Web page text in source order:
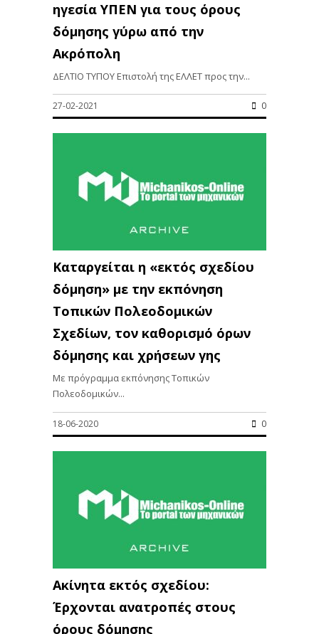
ηγεσία ΥΠΕΝ για τους όρους
δόμησης γύρω από την
Ακρόπολη
ΔΕΛΤΙΟ ΤΥΠΟΥ Επιστολή της ΕΛΛΕΤ προς την...
27-02-2021 0
Καταργείται η «εκτός σχεδίου
δόμηση» με την εκπόνηση
Τοπικών Πολεοδομικών
Σχεδίων, τον καθορισμό όρων
δόμησης και χρήσεων γης
Με πρόγραμμα εκπόνησης Τοπικών
Πολεοδομικών...
18-06-2020 0
Ακίνητα εκτός σχεδίου:
Έρχονται ανατροπές στους
όρους δόμησης